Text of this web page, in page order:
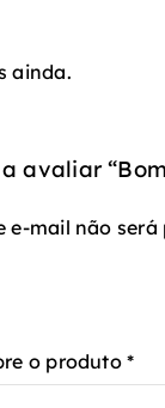
ainda.
avaliar
e-mail não
o produto*